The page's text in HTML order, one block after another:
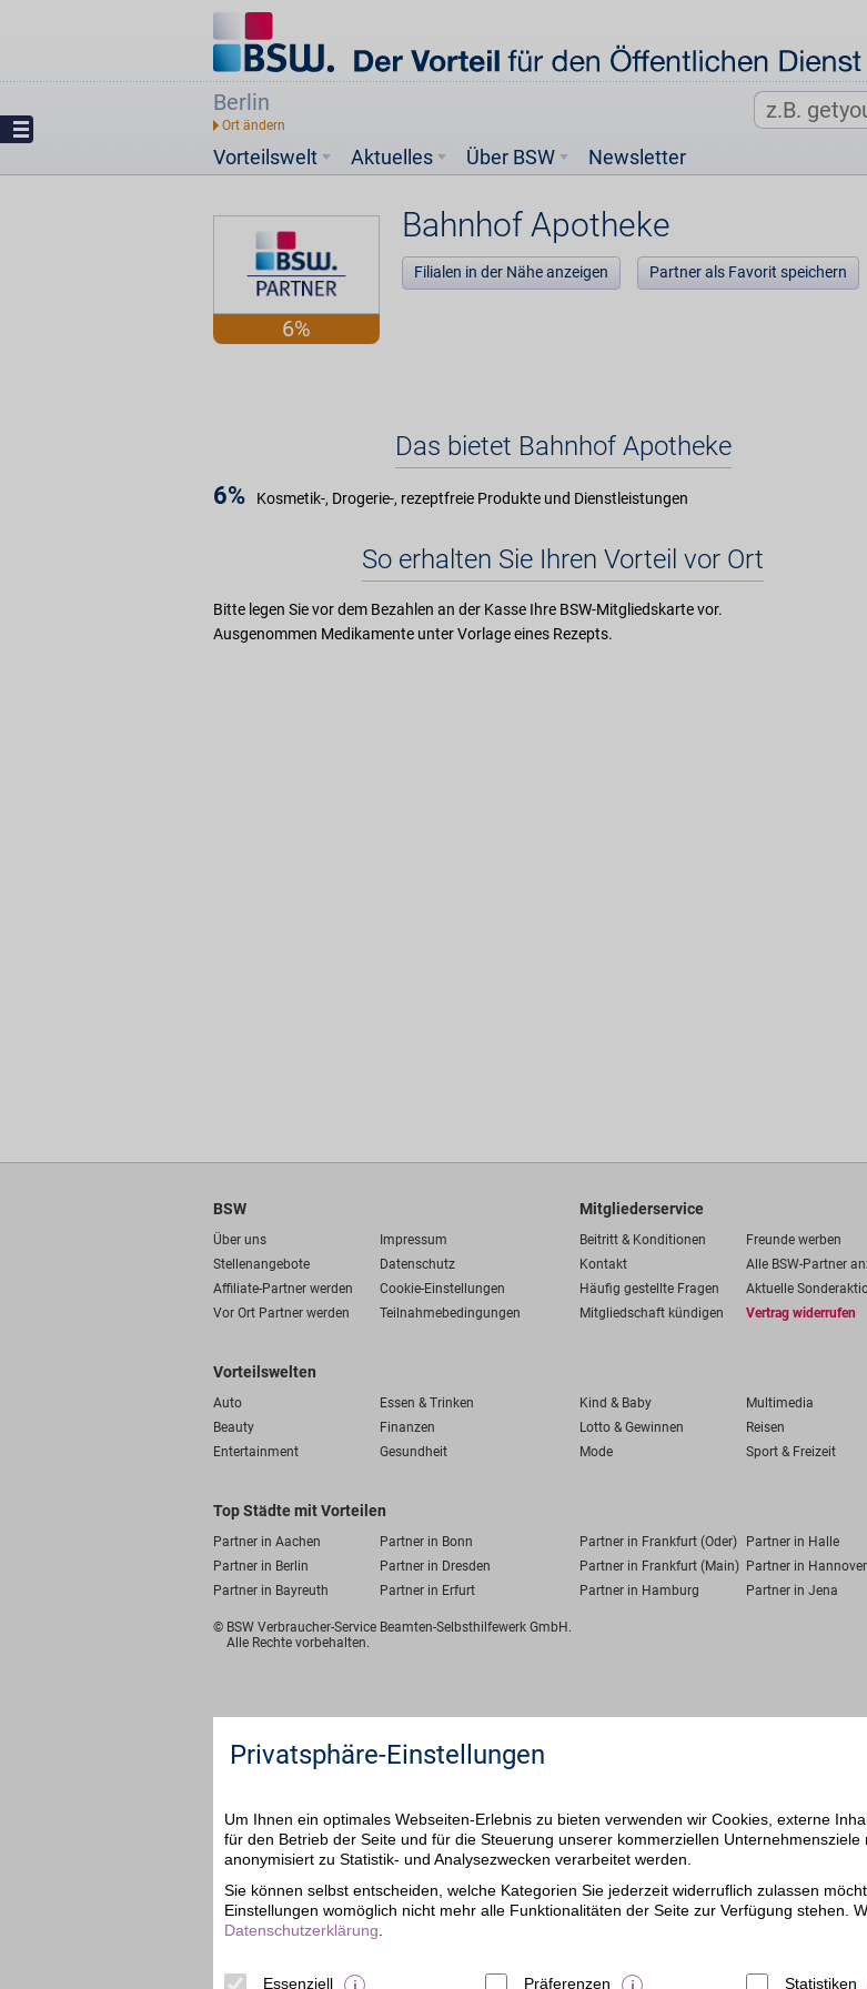
Berlin
Vorteilswelt Aktuelles Über BSW Newsletter
6%
Bahnhof Apotheke
Filialen in der Nähe anzeigen Partner als Favorit speichern
Das bietet Bahnhof Apotheke
6% Kosmetik-, Drogerie-, rezeptfreie Produkte und Dienstleistungen
So erhalten Sie Ihren Vorteil vor Ort
Bitte legen Sie vor dem Bezahlen an der Kasse Ihre BSW-Mitgliedskarte vor.
Ausgenommen Medikamente unter Vorlage eines Rezepts.
BSW
Über uns
Impressum
Stellenangebote
Datenschutz
Affiliate-Partner werden
Cookie-Einstellungen
Vor Ort Partner werden
Teilnahmebedingungen
Mitgliederservice
Beitritt & Konditionen
Freunde werben
Kontakt
Alle BSW-Partner
Häufig gestellte Fragen
Aktuelle
Mitgliedschaft kündigen
Vertrag widerrufen
Vorteilswelten
Auto Essen & Trinken Kind & Baby
Multimedia
Beauty
Finanzen Lotto & Gewinnen
Reisen
Entertainment
Gesundheit Mode Sport & Freizeit
Top Städte mit Vorteilen
Partner in Aachen Partner in Bonn Partner in Frankfurt (Oder) Partner in Halle
Partner in Berlin
Partner in Dresden Partner in Frankfurt (Main) Partner in Hannover
Partner in Bayreuth
Partner in Erfurt Partner in Hamburg Partner in Jena
© BSW Verbraucher-Service Beamten-Selbsthilfewerk GmbH.
Alle Rechte vorbehalten.
Privatsphäre-Einstellungen
Um Ihnen ein optimales Webseiten-Erlebnis zu bieten verwenden wir Cookies, externe
für den Betrieb der Seite und für die Steuerung unserer kommerziellen
anonymisiert zu Statistik- und Analysezwecken verarbeitet werden.
Sie können selbst entscheiden, welche Kategorien Sie jederzeit widerruflich zulassen
Einstellungen womöglich nicht mehr alle Funktionalitäten der Seite zur Verfügung stehen.
Datenschutzerklärung
Essenziell Präferenzen Statistiken